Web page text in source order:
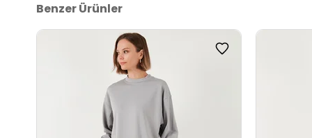
Benzer Ürünler